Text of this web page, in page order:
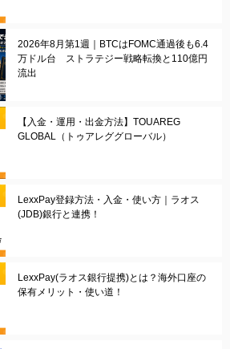
2026年8月第1週｜BTCはFOMC通過後も6.4
万ドル台 ストラテジー戦略転換と110億円
流出
【入金・運用・出金方法】TOUAREG
GLOBAL（トゥアレググローバル）
LexxPay登録方法・入金・使い方｜ラオス
(JDB)銀行と連携！
LexxPay(ラオス銀行提携)とは？海外口座の
保有メリット・使い道！